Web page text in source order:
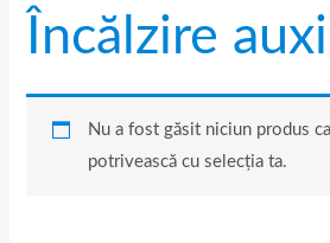
Încălzire
Nu a fost găsit niciun produs
potrivească cu selecția ta.